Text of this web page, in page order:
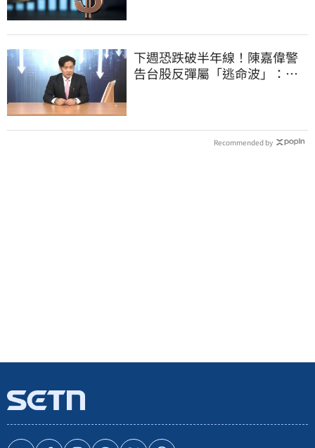
下週恐跌破半年線！陳嘉偉警
告台股反彈屬「逃命波」：空
Recommended by